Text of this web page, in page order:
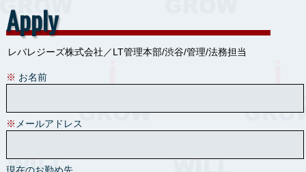
Apply
※ お名前
※ メールアドレス